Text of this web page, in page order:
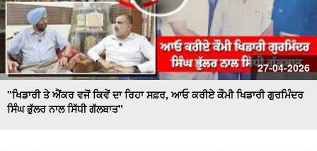
27-04-2026
"ਖਿਡਾਰੀ ਤੇ ਐਂਕਰ ਵਜੋਂ ਕਿਵੇਂ ਦਾ ਰਿਹਾ ਸਫ਼ਰ, ਆਓ ਕਰੀਏ ਕੌਮੀ ਖਿਡਾਰੀ ਗੁਰਮਿੰਦਰ
ਸਿੰਘ ਭੁੱਲਰ ਨਾਲ ਸਿੱਧੀ ਗੱਲਬਾਤ"